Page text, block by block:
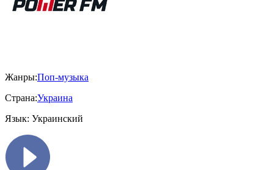
Жанры:Поп-музыка
Страна:Украина
Язык: Украинский